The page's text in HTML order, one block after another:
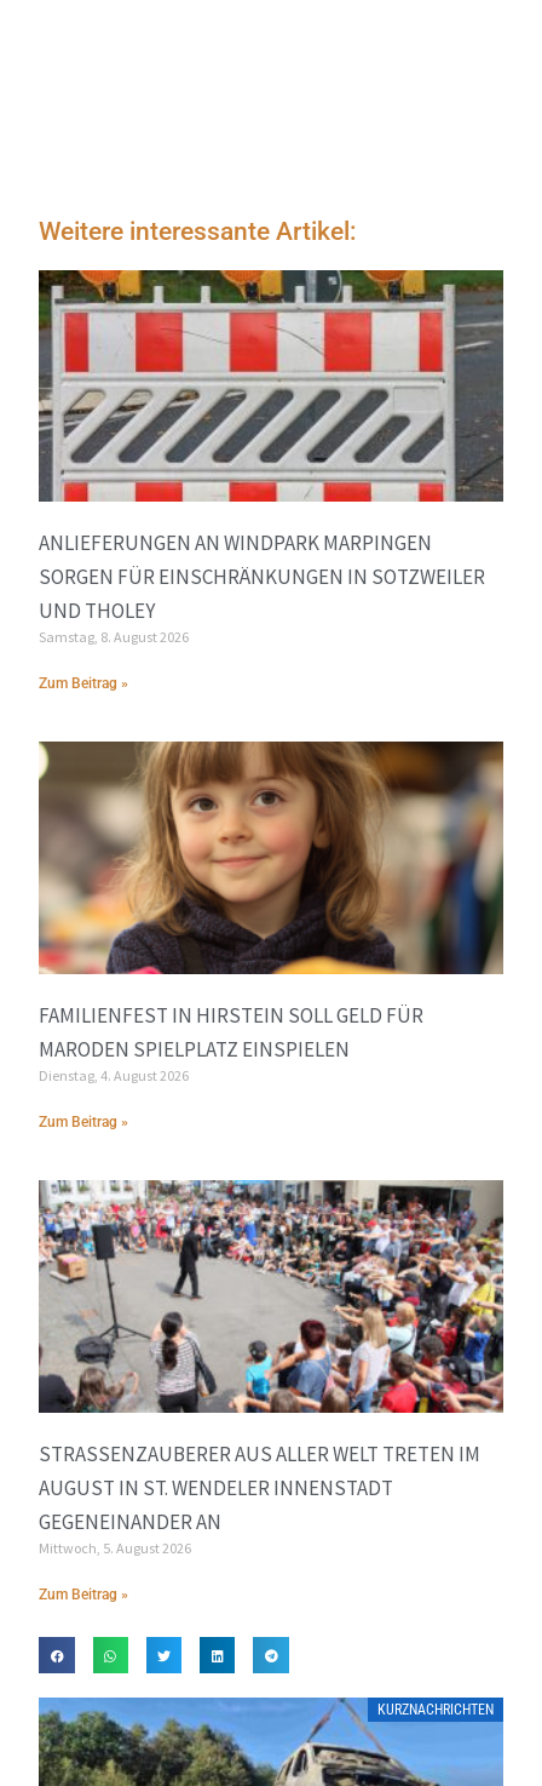
Weitere interessante Artikel:
ANLIEFERUNGEN AN WINDPARK MARPINGEN
SORGEN FÜR EINSCHRÄNKUNGEN IN SOTZWEILER
UND THOLEY
Samstag, 8. August 2026
Zum Beitrag »
FAMILIENFEST IN HIRSTEIN SOLL GELD FÜR
MARODEN SPIELPLATZ EINSPIELEN
Dienstag, 4. August 2026
Zum Beitrag »
STRASSENZAUBERER AUS ALLER WELT TRETEN IM A
UGUST IN ST. WENDELER INNENSTADT G
EGENEINANDER AN
Mittwoch, 5. August 2026
Zum Beitrag »
KURZNACHRICHTEN